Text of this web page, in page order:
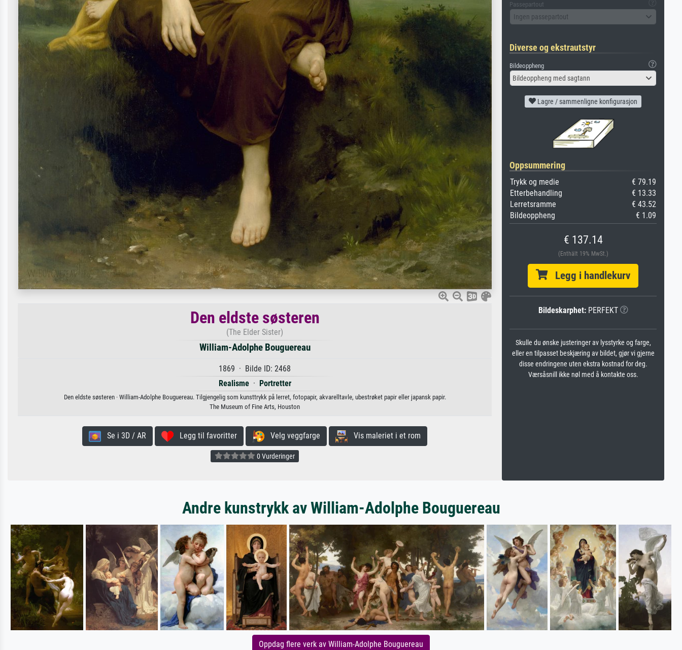
Den eldste søsteren
(The Elder Sister)
William-Adolphe Bouguereau
1869 · Bilde ID: 2468
Realisme· Portretter
Den eldste søsteren · William-Adolphe Bouguereau. Tilgjengelig som kunsttrykk på lerret, fotopapir, akvarelltavle, ubestrøket papir eller japansk papir.
The Museum of Fine Arts, Houston
Se i 3D / AR Legg til favoritter Velg veggfarge Vis maleriet i et rom
0 Vurderinger
Passepartout
Ingen passepartout
Diverse og ekstrautstyr
Bildeoppheng
Bildeoppheng med sagtann
Lagre / sammenligne konfigurasjon
Oppsummering
Trykk og medie
€ 79.19
Etterbehandling
€ 13.33
Lerretsramme
€ 43.52
Bildeoppheng
€ 1.09
€ 137.14
(Enthält 19% MwSt.)
Legg i handlekurv
Bildeskarphet:PERFEKT
Skulle du ønske justeringer av lysstyrke og farge,
eller en tilpasset beskjæring av bildet, gjør vi gjerne
disse endringene uten ekstra kostnad for deg.
Værsåsnill ikke nøl med å kontakte oss.
Andre kunstrykk av William-Adolphe Bouguereau
Oppdag flere verk av William-Adolphe Bouguereau